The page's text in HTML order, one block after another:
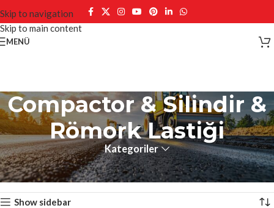
Skip to navigation
Skip to main content
MENÜ
Compactor & Silindir &
Römork Lastiği
Kategoriler
Ana Sayfa Compactor & Silindir & Römork Lastiği
3 sonucun tümü gösteriliyor
Show sidebar